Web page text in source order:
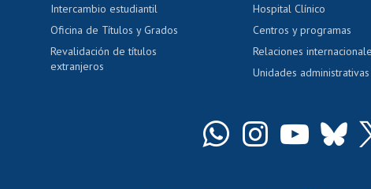
Mi Uchile Ayuda tecnológica Tarjeta TUI
Intercambio estudiantil
Oficina de Títulos y Grados
Revalidación de títulos
extranjeros
Hospital Clínico
Centros y programas
Relaciones
Unidades administrativas